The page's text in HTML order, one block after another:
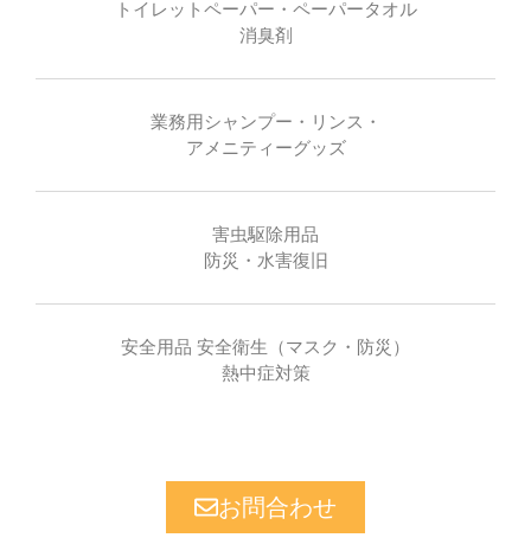
トイレットペーパー・ペーパータオル
消臭剤
業務用シャンプー・リンス・
アメニティーグッズ
害虫駆除用品
防災・水害復旧
安全用品 安全衛生（マスク・防災）
熱中症対策
お問合わせ